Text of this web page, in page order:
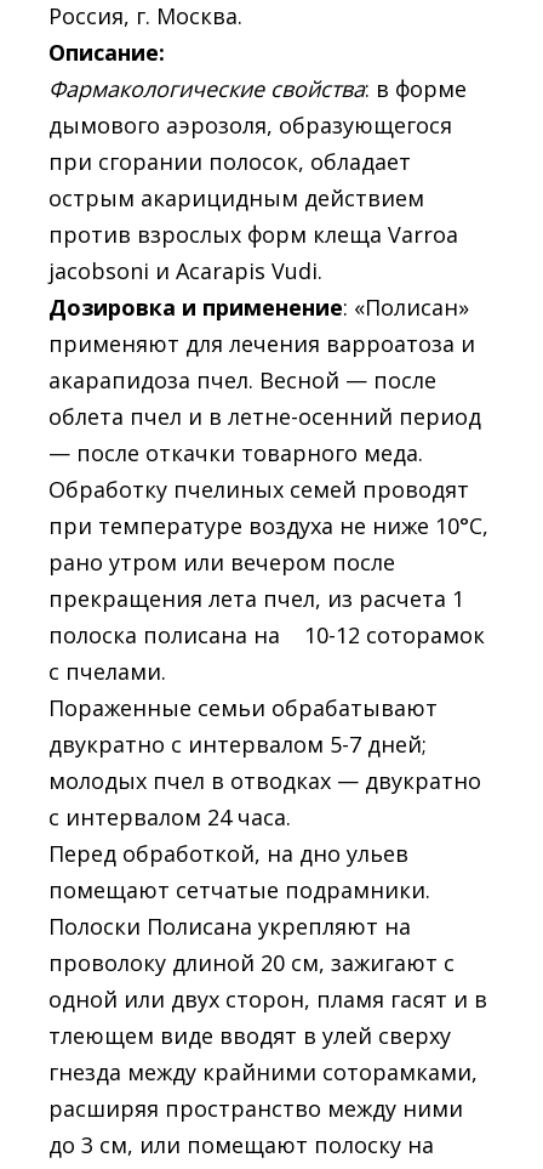
Россия, г. Москва.
Описание:
Фармакологические свойства: в форме
дымового аэрозоля, образующегося
при сгорании полосок, обладает
острым акарицидным действием
против взрослых форм клеща Varroa
jacobsoni и Acarapis Vudi.
Дозировка и применение: «Полисан»
применяют для лечения варроатоза и
акарапидоза пчел. Весной — после
облета пчел и в летне-осенний период
— после откачки товарного меда.
Обработку пчелиных семей проводят
при температуре воздуха не ниже 10°С,
рано утром или вечером после
прекращения лета пчел, из расчета 1
полоска полисана на 10-12 соторамок
с пчелами.
Пораженные семьи обрабатывают
двукратно с интервалом 5-7 дней;
молодых пчел в отводках — двукратно
с интервалом 24 часа.
Перед обработкой, на дно ульев
помещают сетчатые подрамники.
Полоски Полисана укрепляют на
проволоку длиной 20 см, зажигают с
одной или двух сторон, пламя гасят и в
тлеющем виде вводят в улей сверху
гнезда между крайними соторамками,
расширяя пространство между ними
до 3 см, или помещают полоску на